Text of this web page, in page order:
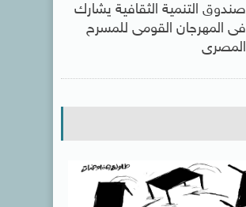
صندوق التنمية الثقافية يشارك
فى المهرجان القومى للمسرح
المصرى